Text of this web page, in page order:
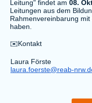
Leitung" findet am 08.
Leitungen aus dem
Rahmenvereinbarung
haben.
✉️Kontakt
Laura Förste
laura.foerste@reab-